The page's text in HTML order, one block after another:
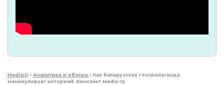
MediaIQ › Аналитика и обзоры › Как беларусская госпропаганда
манипулирует историей. Конспект Media IQ